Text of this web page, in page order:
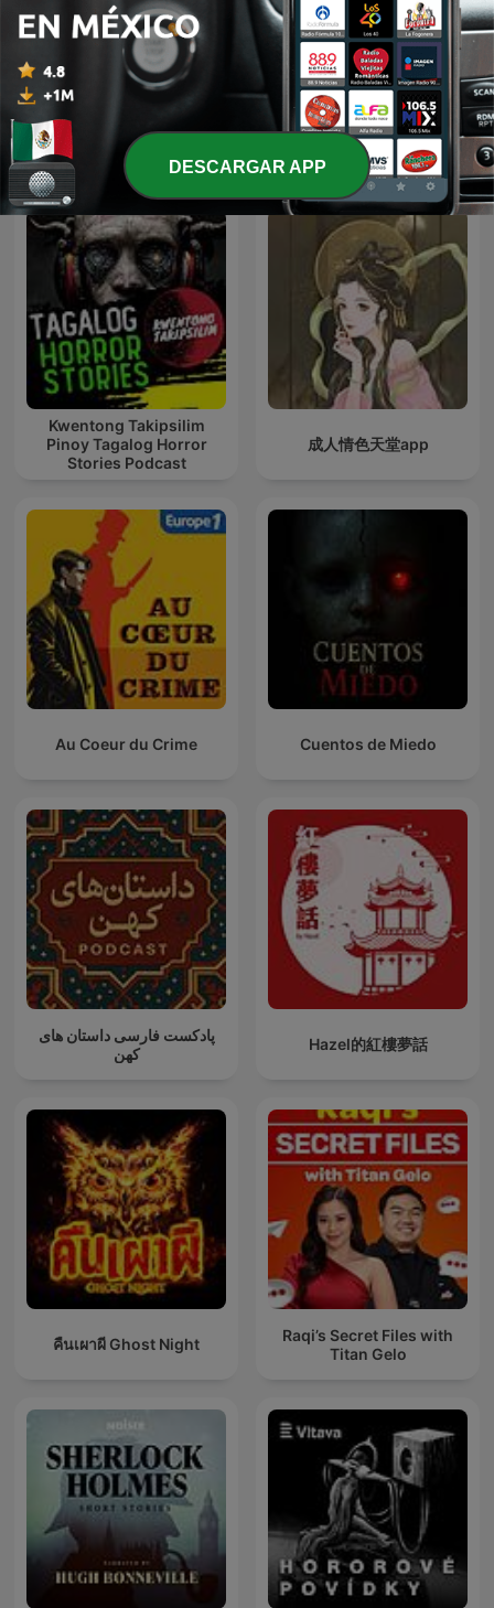
LA GUERA Y EL CALLADO
EL CHOU
Kalimán | 09 El extraño
Doctor Muerte
Más podcasts internacionales de Ficción
Kwentong Takipsilim
Pinoy Tagalog Horror
Stories Podcast
成人情色天堂app
Au Coeur du Crime Cuentos de Miedo
پادکست فارسی داستان های
کهن
Hazel的紅樓夢話
คืนเผาผี Ghost Night
Raqi’s Secret Files with
Titan Gelo
DESCARGAR APP